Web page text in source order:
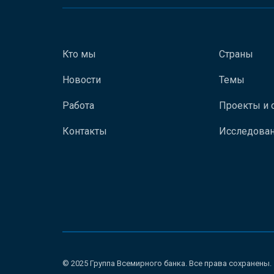
Кто мы
Новости
Работа
Контакты
Страны
Темы
Проекты и
© 2025 Группа Всемирного банка. Все права сохранены.